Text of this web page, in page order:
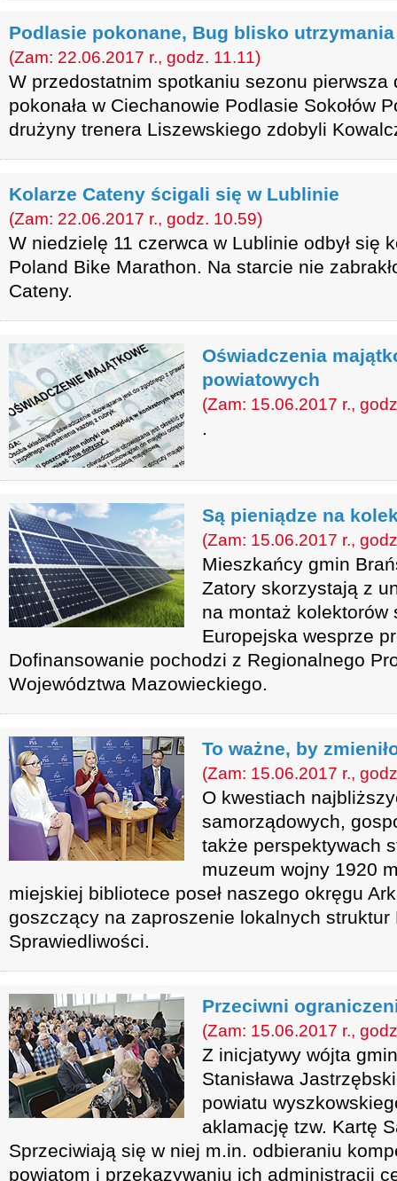
Podlasie pokonane, Bug blisko utrzymania
(Zam: 22.06.2017 r., godz. 11.11)
W przedostatnim spotkaniu sezonu pierwsza
pokonała w Ciechanowie Podlasie Sokołów
drużyny trenera Liszewskiego zdobyli
Kolarze Cateny ścigali się w Lublinie
(Zam: 22.06.2017 r., godz. 10.59)
W niedzielę 11 czerwca w Lublinie odbył się
Poland Bike Marathon. Na starcie nie
Cateny.
Oświadczenia
powiatowych
(Zam: 15.06.2017 r.,
.
Są pieniądze na
(Zam: 15.06.2017 r.,
Mieszkańcy gmin
Zatory skorzystają z
na montaż kolektorów
Europejska wesprze
Dofinansowanie pochodzi z Regionalnego
Województwa Mazowieckiego.
To ważne, by
(Zam: 15.06.2017 r.,
O kwestiach
samorządowych,
także perspektywach
muzeum wojny 1920
miejskiej bibliotece poseł naszego okręgu
goszczący na zaproszenie lokalnych struktur
Sprawiedliwości.
Przeciwni
(Zam: 15.06.2017 r.,
Z inicjatywy wójta
Stanisława
powiatu
aklamację tzw. Kartę
Sprzeciwiają się w niej m.in. odbieraniu
powiatom i przekazywaniu ich administracji